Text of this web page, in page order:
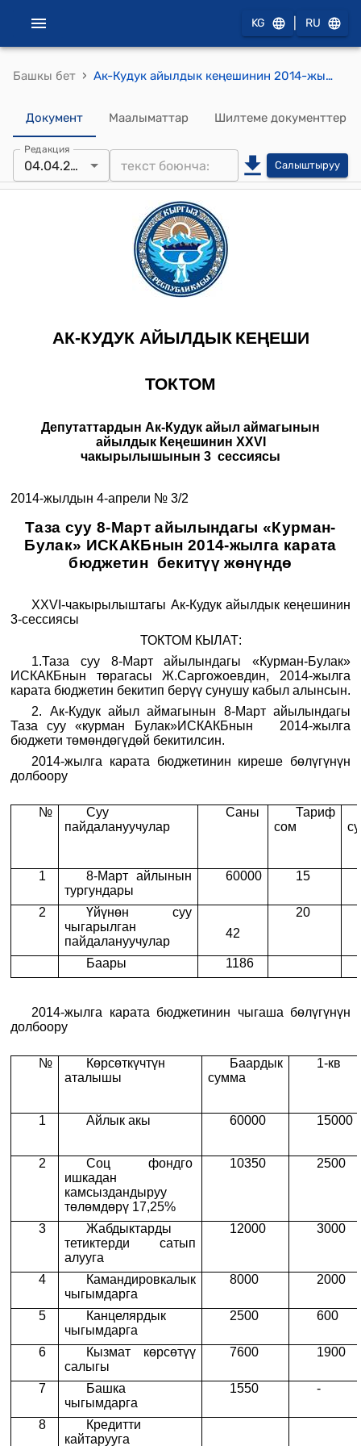
KG RU
Башкы бет › Ак-Кудук айылдык кеңешинин 2014-жылдын 4-апрелиндеги № 3/2 "Таза суу 8-Март айылындагы «Курман-Булак» ИСКАКБнын 2014-жылга карата бюджетин бекитүү жөнүндө" токтому
Документ Маалыматтар Шилтеме документтер
Редакция
04.04.2014 Салыштыруу